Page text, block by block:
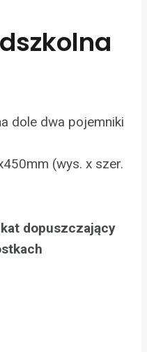
dole dwa pojemniki
(wys. x szer.
dopuszczający